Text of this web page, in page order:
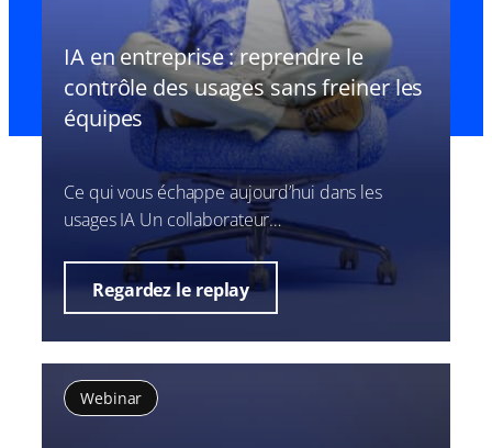
IA en entreprise : reprendre le
contrôle des usages sans freiner les
équipes
Ce qui vous échappe aujourd’hui dans les
usages IA Un collaborateur…
Regardez le replay
Webinar